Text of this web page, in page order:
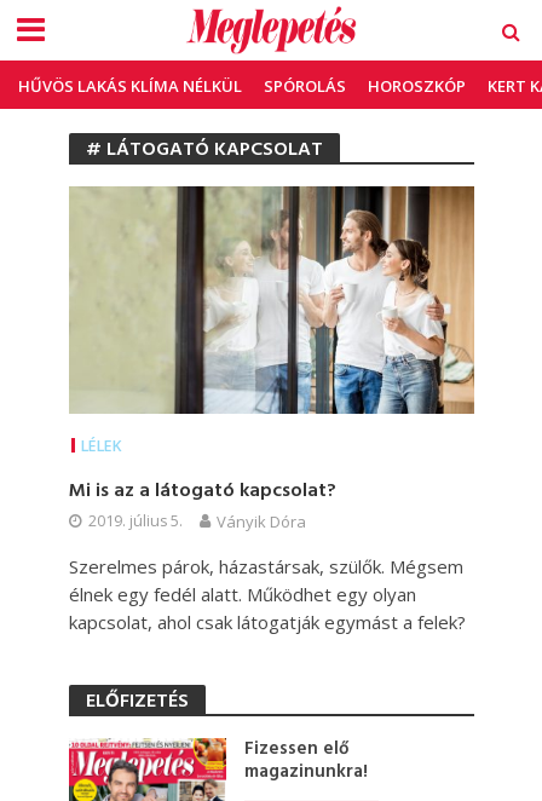
HŰVÖS LAKÁS KLÍMA NÉLKÜL SPÓROLÁS HOROSZKÓP KERT
# LÁTOGATÓ KAPCSOLAT
LÉLEK
Mi is az a látogató kapcsolat?
2019. július 5. Ványik Dóra
Szerelmes párok, házastársak, szülők. Mégsem
élnek egy fedél alatt. Működhet egy olyan
kapcsolat, ahol csak látogatják egymást a felek?
ELŐFIZETÉS
Fizessen elő
magazinunkra!